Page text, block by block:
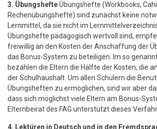
3. ÜbungshefteÜbungshefte (Workbooks,
Rechenübungshefte) sind zunächst keine
Lernmittel, da sie nicht im
Übungshefte pädagogisch wertvoll sind,
freiwillig an den Kosten der Anschaffung der
das Bonus-System zu beteiligen. Im so
bezahlen die Eltern die Hälfte der Kosten, die
der Schulhaushalt. Um allen Schülern die
Übungsheften zu ermöglichen, sind wir aber
dass sich möglichst viele Eltern am Bonus-
Elternbeirat des FAG unterstützt dieses
4. Lektüren in Deutsch und in den